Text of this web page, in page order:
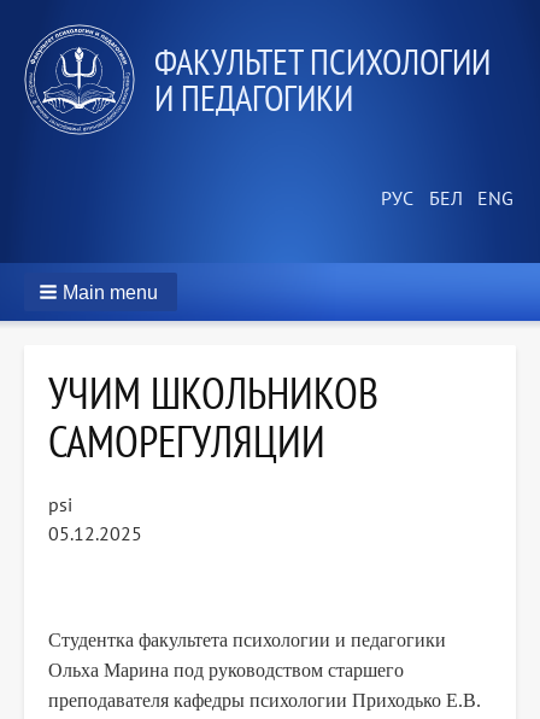
ФАКУЛЬТЕТ ПСИХОЛОГИИ
И ПЕДАГОГИКИ
Main menu
УЧИМ ШКОЛЬНИКОВ
САМОРЕГУЛЯЦИИ
psi
05.12.2025
Студентка факультета психологии и педагогики
Ольха Марина под руководством старшего
преподавателя кафедры психологии Приходько Е.В.